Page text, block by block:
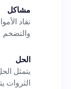
مشاكل
نفاد
والتضخم
الحل
يتمثل
الثروات